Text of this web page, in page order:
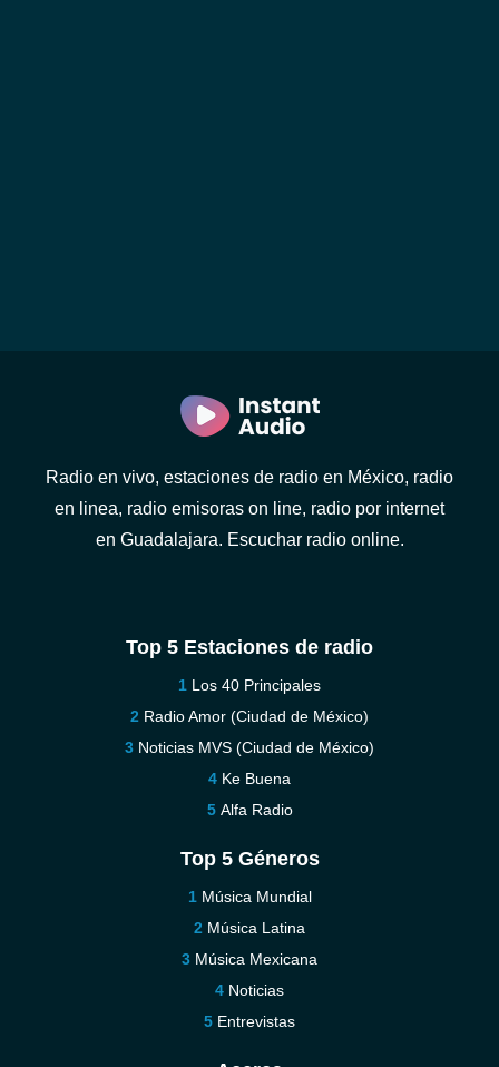
Radio en vivo, estaciones de radio en México, radio
en linea, radio emisoras on line, radio por internet
en Guadalajara. Escuchar radio online.
Top 5 Estaciones de radio
Los 40 Principales
Radio Amor (Ciudad de México)
Noticias MVS (Ciudad de México)
Ke Buena
Alfa Radio
Top 5 Géneros
Música Mundial
Música Latina
Música Mexicana
Noticias
Entrevistas